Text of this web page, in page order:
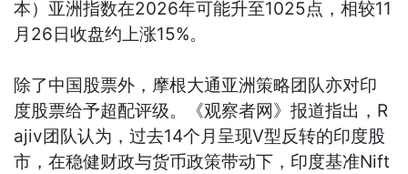
本）亚洲指数在2026年可能升至1025点，相较11
月26日收盘约上涨15%。
除了中国股票外，摩根大通亚洲策略团队亦对印
度股票给予超配评级。《观察者网》报道指出，R
ajiv团队认为，过去14个月呈现V型反转的印度股
市，在稳健财政与货币政策带动下，印度基准Nift